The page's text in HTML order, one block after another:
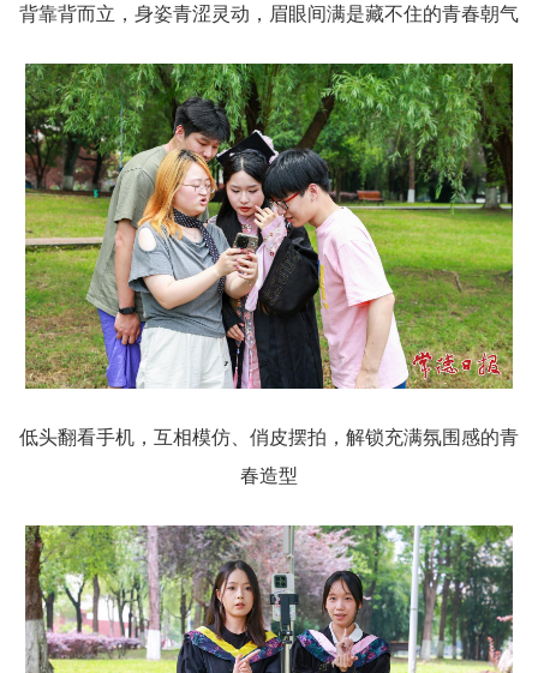
背靠背而立，身姿青涩灵动，眉眼间满是藏不住的青春朝气
低头翻看手机，互相模仿、俏皮摆拍，解锁充满氛围感的青
春造型